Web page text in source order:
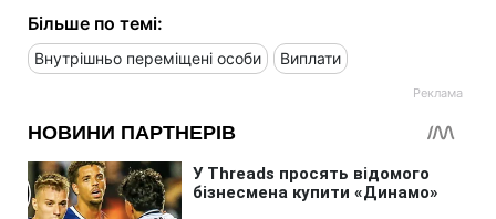
Більше по темі:
Внутрішньо переміщені особи Виплати